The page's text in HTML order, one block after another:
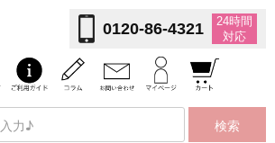
0120-86-4321
24時間
対応
検索